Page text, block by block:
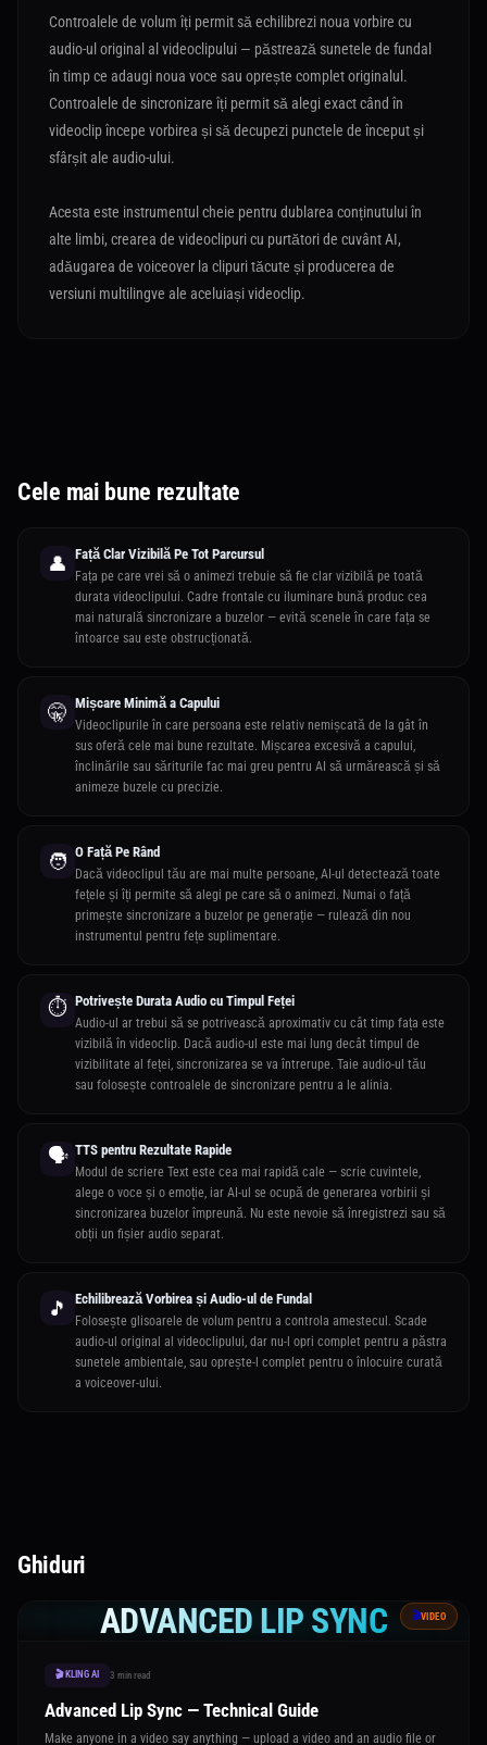
Controalele de volum îți permit să echilibrezi noua vorbire cu
audio-ul original al videoclipului — păstrează sunetele de fundal
în timp ce adaugi noua voce sau oprește complet originalul.
Controalele de sincronizare îți permit să alegi exact când în
videoclip începe vorbirea și să decupezi punctele de început și
sfârșit ale audio-ului.
Acesta este instrumentul cheie pentru dublarea conținutului în
alte limbi, crearea de videoclipuri cu purtători de cuvânt AI,
adăugarea de voiceover la clipuri tăcute și producerea de
versiuni multilingve ale aceluiași videoclip.
Cele mai bune rezultate
👤 Față Clar Vizibilă Pe Tot Parcursul
Fața pe care vrei să o animezi trebuie să fie clar vizibilă pe toată
durata videoclipului. Cadre frontale cu iluminare bună produc cea
mai naturală sincronizare a buzelor — evită scenele în care fața se
întoarce sau este obstrucționată.
🤫 Mișcare Minimă a Capului
Videoclipurile în care persoana este relativ nemișcată de la gât în
sus oferă cele mai bune rezultate. Mișcarea excesivă a capului,
înclinările sau săriturile fac mai greu pentru AI să urmărească și să
animeze buzele cu precizie.
🧑 O Față Pe Rând
Dacă videoclipul tău are mai multe persoane, AI-ul detectează toate
fețele și îți permite să alegi pe care să o animezi. Numai o față
primește sincronizare a buzelor pe generație — rulează din nou
instrumentul pentru fețe suplimentare.
⏱️ Potrivește Durata Audio cu Timpul Feței
Audio-ul ar trebui să se potrivească aproximativ cu cât timp fața este
vizibilă în videoclip. Dacă audio-ul este mai lung decât timpul de
vizibilitate al feței, sincronizarea se va întrerupe. Taie audio-ul tău
sau folosește controalele de sincronizare pentru a le alinia.
🗣️ TTS pentru Rezultate Rapide
Modul de scriere Text este cea mai rapidă cale — scrie cuvintele,
alege o voce și o emoție, iar AI-ul se ocupă de generarea vorbirii și
sincronizarea buzelor împreună. Nu este nevoie să înregistrezi sau să
obții un fișier audio separat.
🎵 Echilibrează Vorbirea și Audio-ul de Fundal
Folosește glisoarele de volum pentru a controla amestecul. Scade
audio-ul original al videoclipului, dar nu-l opri complet pentru a păstra
sunetele ambientale, sau oprește-l complet pentru o înlocuire curată
a voiceover-ului.
Ghiduri
ADVANCED LIP SYNC 🎬VIDEO
🎬 KLING AI 3 min read
Advanced Lip Sync — Technical Guide
Make anyone in a video say anything — upload a video and an audio file or